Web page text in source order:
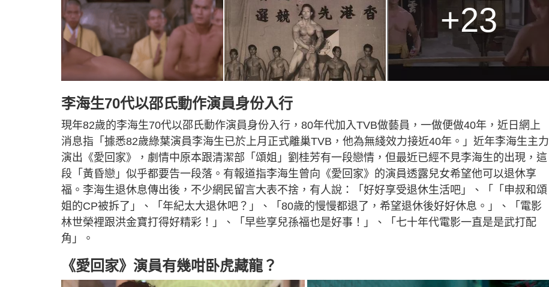
+23
李海生70代以邵氏動作演員身份入行
現年82歲的李海生70代以邵氏動作演員身份入行，80年代加入TVB做藝員，一做便做40年，近日網上
消息指「據悉82歲綠葉演員李海生已於上月正式離巢TVB，他為無綫效力接近40年。」近年李海生主力
演出《愛回家》，劇情中原本跟清潔部「頌姐」劉桂芳有一段戀情，但最近已經不見李海生的出現，這
段「黃昏戀」似乎都要告一段落。有報道指李海生曾向《愛回家》的演員透露兒女希望他可以退休享
福。李海生退休息傳出後，不少網民留言大表不捨，有人說：「好好享受退休生活吧」、「「申叔和頌
姐的CP被拆了」、「年紀太大退休吧？」、「80歲的慢慢都退了，希望退休後好好休息。」、「電影
林世榮裡跟洪金寶打得好精彩！」、「早些享兒孫福也是好事！」、「七十年代電影一直是是武打配
角」。
《愛回家》演員有幾咁卧虎藏龍？